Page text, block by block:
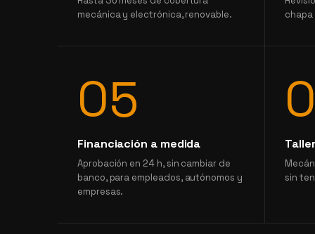
mecánica y electrónica, renovable.
05
Financiación a medida
Aprobación en 24 h, sin cambiar de
banco, para empleados, autónomos y
empresas.
sin